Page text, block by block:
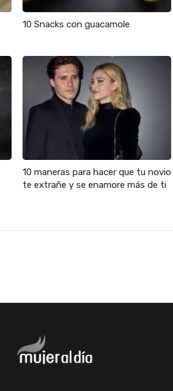
10 Snacks con guacamole
10 maneras para hacer que tu novio
te extrañe y se enamore más de ti